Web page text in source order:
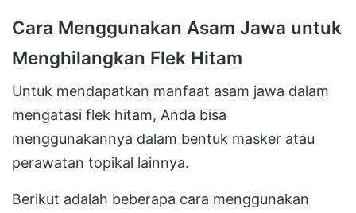
Cara Menggunakan Asam Jawa untuk
Menghilangkan Flek Hitam
Untuk mendapatkan manfaat asam jawa dalam
mengatasi flek hitam, Anda bisa
menggunakannya dalam bentuk masker atau
perawatan topikal lainnya.
Berikut adalah beberapa cara menggunakan